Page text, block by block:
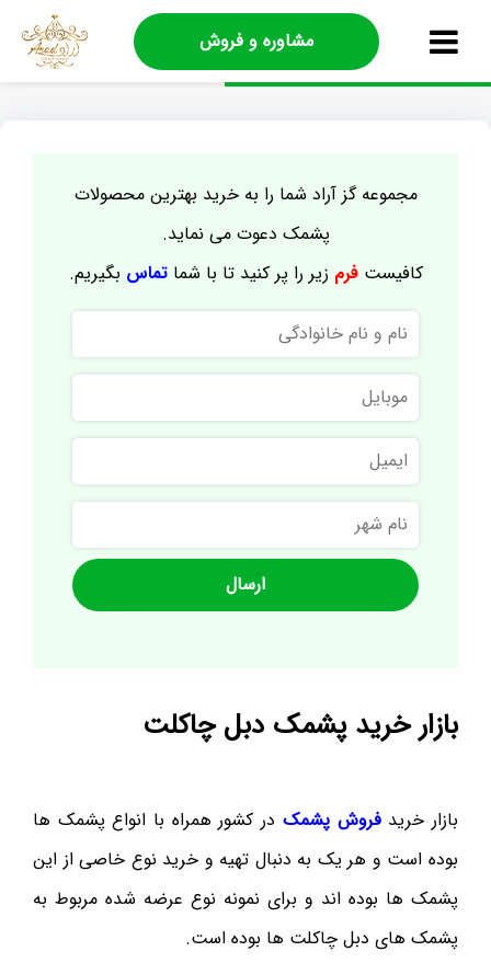
مشاوره و فروش
مجموعه گز آراد شما را به خرید بهترین محصولات
پشمک دعوت می نماید.
کافیستفرم زیر را پر کنید تا با شماتماس بگیریم.
نام
و
نام
خانوادگی
موبایل
ایمیل
نام
شهر
بازار خرید پشمک دبل چاکلت
بازار خریدفروش پشمک در کشور همراه با انواع پشمک ها
بوده است و هر یک به دنبال تهیه و خرید نوع خاصی از این
پشمک ها بوده اند و برای نمونه نوع عرضه شده مربوط به
پشمک های دبل چاکلت ها بوده است.